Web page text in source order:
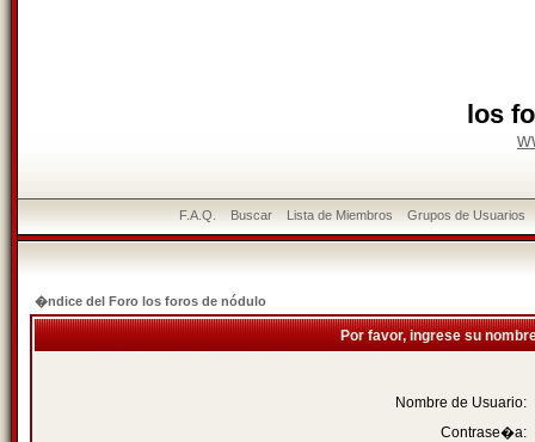
los
F.A.Q. Buscar Lista de Miembros Grupos de Usuarios
�ndice del Foro los foros de nódulo
Por favor, ingrese su
Nombre de Usuario:
Contrase�a: